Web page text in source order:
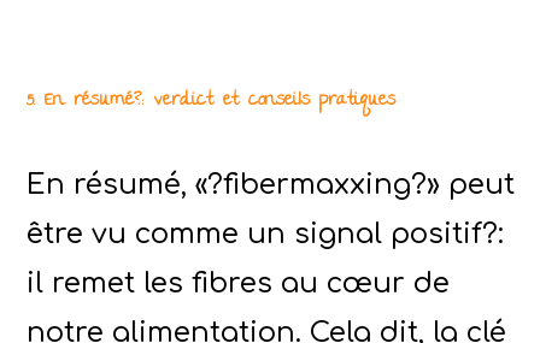
5. En résumé?: verdict et conseils pratiques
En résumé, «?fibermaxxing?» peut
être vu comme un signal positif?:
il remet les fibres au cœur de
notre alimentation. Cela dit, la clé